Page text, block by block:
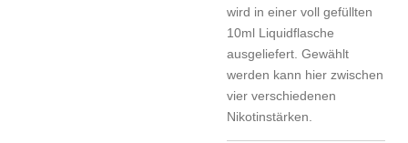
wird in einer voll gefüllten
10ml Liquidflasche
ausgeliefert. Gewählt
werden kann hier zwischen
vier verschiedenen
Nikotinstärken.